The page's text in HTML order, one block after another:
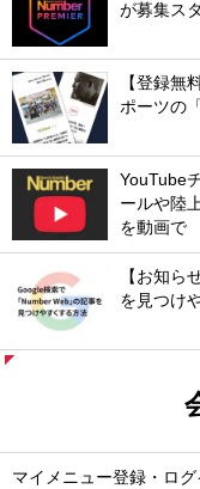
が募集ス
【登録無
ポーツの
YouTube
ールや陸
を動画で
【お知ら
を見つけ
マイメニュー登録・ログ